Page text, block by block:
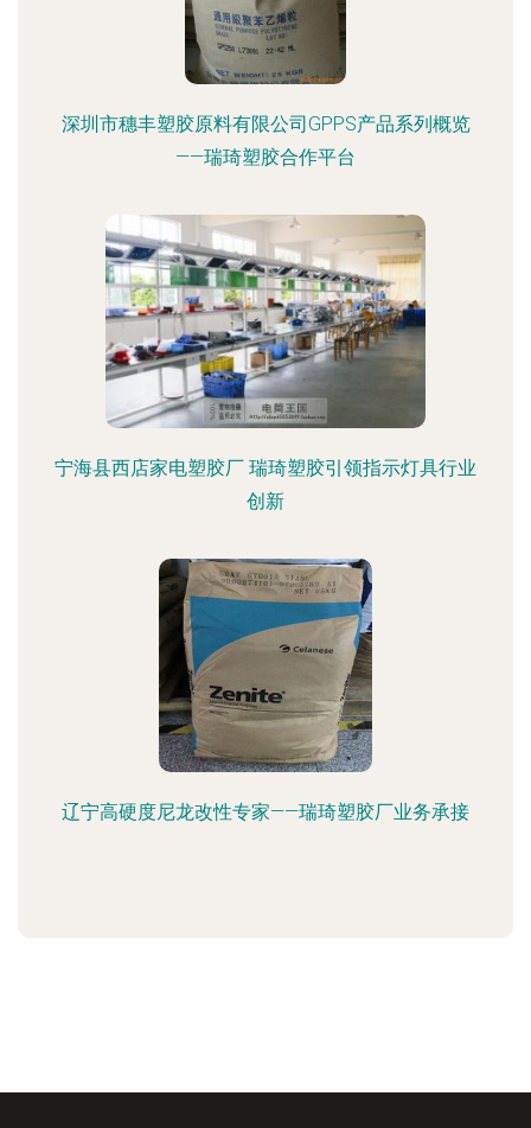
深圳市穗丰塑胶原料有限公司GPPS产品系列概览
——瑞琦塑胶合作平台
宁海县西店家电塑胶厂 瑞琦塑胶引领指示灯具行业
创新
辽宁高硬度尼龙改性专家——瑞琦塑胶厂业务承接